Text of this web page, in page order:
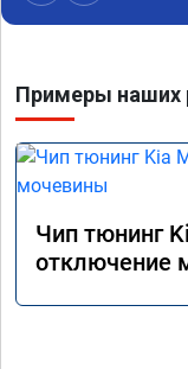
Примеры наших
Чип тюнинг
отключение